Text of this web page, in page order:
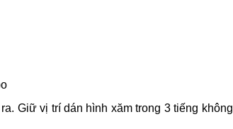
Giữ vị trí dán hình xăm trong 3 tiếng không